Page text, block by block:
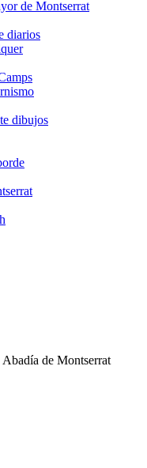
de Montserrat
diarios
dibujos
de Montserrat